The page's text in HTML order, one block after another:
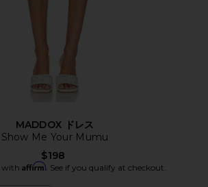
MADDOX ドレス
Show Me Your Mumu
$198
with Affirm. See if you qualify at checkout.